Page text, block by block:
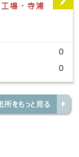
場・寺浦
0
0